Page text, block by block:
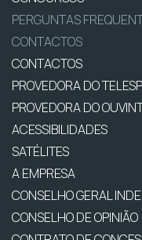
PERGUNTAS
CONTACTOS
CONTACTOS
PROVEDORA DO
PROVEDORA DO
ACESSIBILIDADES
SATÉLITES
A EMPRESA
CONSELHO GERAL
CONSELHO DE OPINIÃO